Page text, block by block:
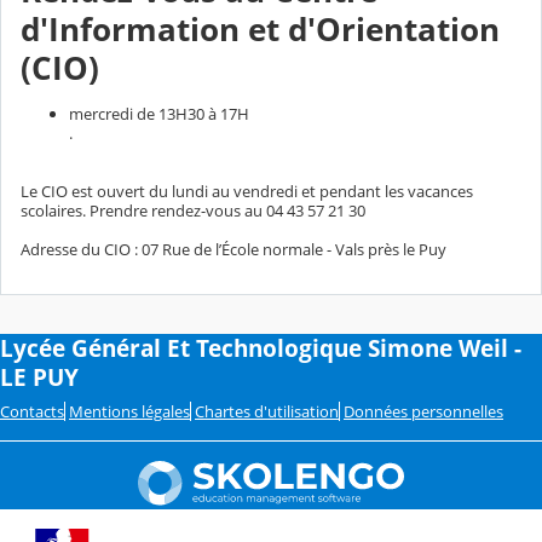
d'Information et d'Orientation
(CIO)
mercredi de 13H30 à 17H
.
Le CIO est ouvert du lundi au vendredi et pendant les vacances
scolaires. Prendre rendez-vous au 04 43 57 21 30
Adresse du CIO : 07 Rue de l’École normale - Vals près le Puy
Lycée Général Et Technologique Simone Weil -
LE PUY
Contacts Mentions légales Chartes d'utilisation Données personnelles